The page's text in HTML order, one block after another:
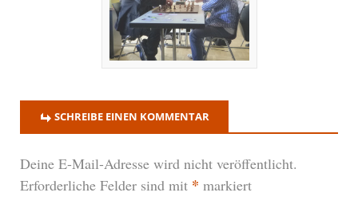
SCHREIBE EINEN KOMMENTAR
Deine E-Mail-Adresse wird nicht veröffentlicht.
Erforderliche Felder sind mit * markiert